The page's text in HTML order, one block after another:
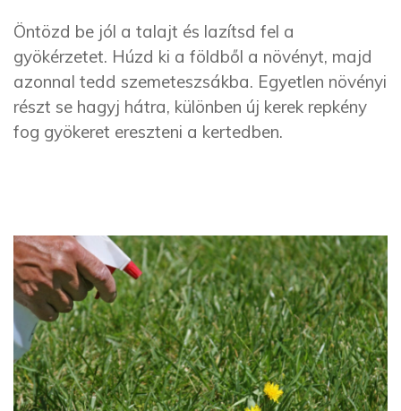
Öntözd be jól a talajt és lazítsd fel a
gyökérzetet. Húzd ki a földből a növényt, majd
azonnal tedd szemeteszsákba. Egyetlen növényi
részt se hagyj hátra, különben új kerek repkény
fog gyökeret ereszteni a kertedben.